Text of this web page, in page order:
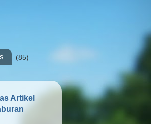
(85)
Artikel